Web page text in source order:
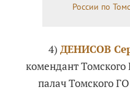
России по
4) ДЕНИСОВ
комендант
палач Томского